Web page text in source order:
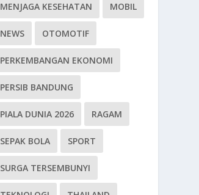
MENJAGA KESEHATAN MOBIL
NEWS OTOMOTIF
PERKEMBANGAN EKONOMI
PERSIB BANDUNG
PIALA DUNIA 2026 RAGAM
SEPAK BOLA SPORT
SURGA TERSEMBUNYI